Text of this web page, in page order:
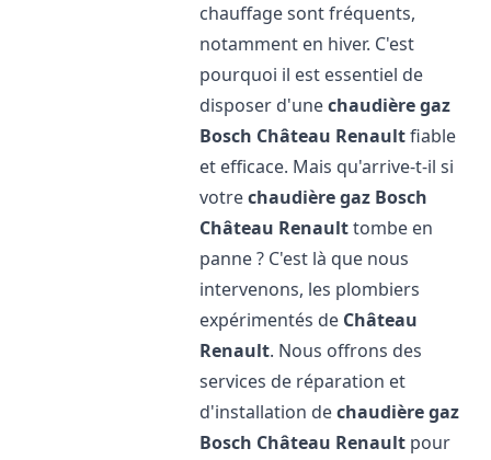
chauffage sont fréquents,
notamment en hiver. C'est
pourquoi il est essentiel de
disposer d'unechaudière gaz
Bosch Château Renaultfiable
et efficace. Mais qu'arrive-t-il si
votrechaudière gaz Bosch
Château Renaulttombe en
panne ? C'est là que nous
intervenons, les plombiers
expérimentés de Château
Renault. Nous offrons des
services de réparation et
d'installation dechaudière gaz
Bosch Château Renault pour